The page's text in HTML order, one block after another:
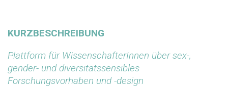
KURZBESCHREIBUNG
Plattform für WissenschafterInnen über sex-,
gender- und diversitätssensibles
Forschungsvorhaben und -design